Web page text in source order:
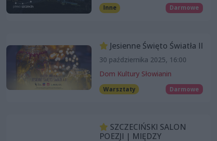
Inne Darmowe
Jesienne Święto Światła II
30 października 2025, 16:00
Dom Kultury Słowianin
Warsztaty Darmowe
SZCZECIŃSKI SALON
POEZJI | MIĘDZY